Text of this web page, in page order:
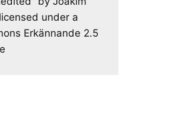
under a
Erkännande 2.5